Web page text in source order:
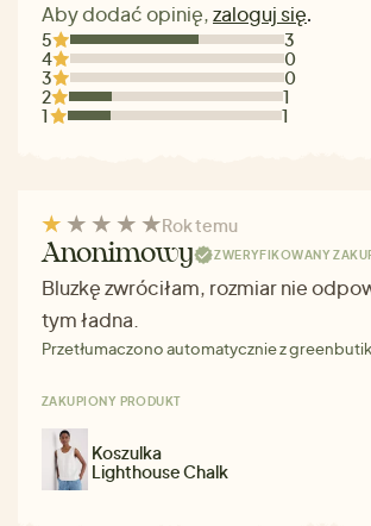
Aby dodać opinię,zaloguj się.
5
3
4
0
3
0
2
1
1
1
Rok temu
Anonimowy ZWERYFIKOWANY
Bluzkę zwróciłam, rozmiar nie
tym ładna.
Przetłumaczono automatycznie z
ZAKUPIONY PRODUKT
Koszulka
Lighthouse Chalk